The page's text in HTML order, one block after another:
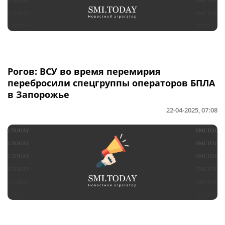
Рогов: ВСУ во время перемирия
перебросили спецгруппы операторов БПЛА
в Запорожье
22-04-2025, 07:08